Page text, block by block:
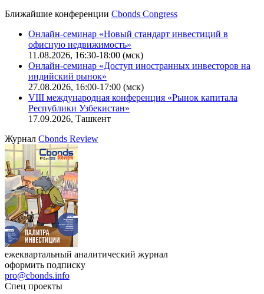
Ближайшие конференции Cbonds Congress
Онлайн-семинар «Новый стандарт инвестиций в
офисную недвижимость»
11.08.2026, 16:30-18:00 (мск)
Онлайн-семинар «Доступ иностранных инвесторов на
индийский рынок»
27.08.2026, 16:00-17:00 (мск)
VIII международная конференция «Рынок капитала
Республики Узбекистан»
17.09.2026, Ташкент
Журнал Cbonds Review
ежеквартальный аналитический журнал
оформить подписку
pro@cbonds.info
Спец проекты